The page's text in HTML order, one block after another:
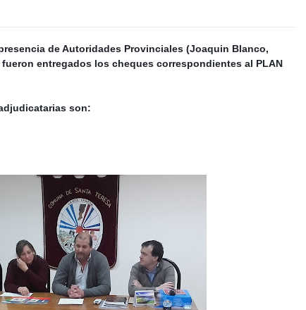
de Autoridades Provinciales (Joaquin Blanco,
entregados los cheques correspondientes al PLAN
son: